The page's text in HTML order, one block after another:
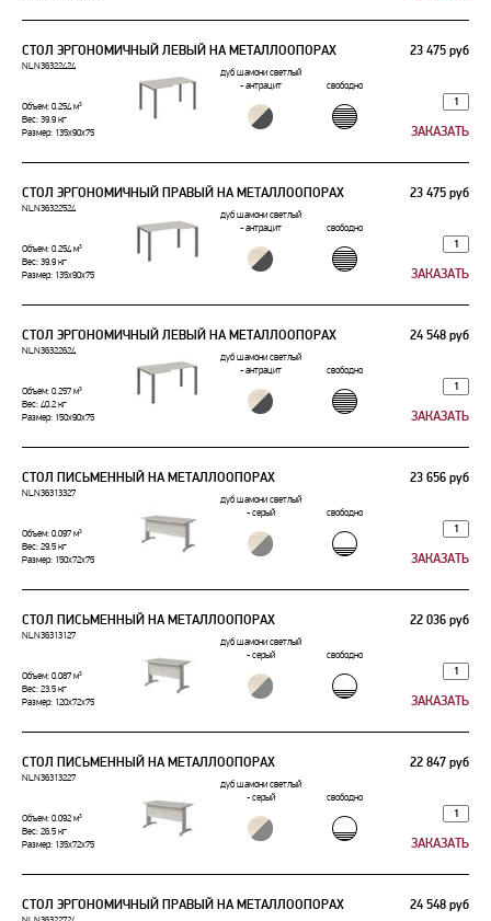
СТОЛ ЭРГОНОМИЧНЫЙ ЛЕВЫЙ НА МЕТАЛЛООПОРАХ 23 475 руб
NLN36322424
дуб шамони светлый
- антрацит
свободно
Объем: 0.254 м³
Вес: 39.9 кг
Размер: 135x90x75
СТОЛ ЭРГОНОМИЧНЫЙ ПРАВЫЙ НА МЕТАЛЛООПОРАХ 23 475 руб
NLN36322524
дуб шамони светлый
- антрацит
свободно
Объем: 0.254 м³
Вес: 39.9 кг
Размер: 135x90x75
СТОЛ ЭРГОНОМИЧНЫЙ ЛЕВЫЙ НА МЕТАЛЛООПОРАХ 24 548 руб
NLN36322624
дуб шамони светлый
- антрацит
свободно
Объем: 0.257 м³
Вес: 40.2 кг
Размер: 150x90x75
СТОЛ ПИСЬМЕННЫЙ НА МЕТАЛЛООПОРАХ 23 656 руб
NLN36313327
дуб шамони светлый
- серый
свободно
Объем: 0.097 м³
Вес: 29.5 кг
Размер: 150x72x75
СТОЛ ПИСЬМЕННЫЙ НА МЕТАЛЛООПОРАХ 22 036 руб
NLN36313127
дуб шамони светлый
- серый
свободно
Объем: 0.087 м³
Вес: 23.5 кг
Размер: 120x72x75
СТОЛ ПИСЬМЕННЫЙ НА МЕТАЛЛООПОРАХ 22 847 руб
NLN36313227
дуб шамони светлый
- серый
свободно
Объем: 0.092 м³
Вес: 26.5 кг
Размер: 135x72x75
СТОЛ ЭРГОНОМИЧНЫЙ ПРАВЫЙ НА МЕТАЛЛООПОРАХ 24 548 руб